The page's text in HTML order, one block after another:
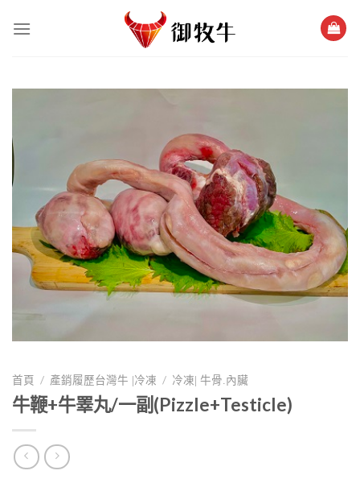
首頁 / 產銷履歷台灣牛 |冷凍 / 冷凍| 牛骨.內臟
牛鞭+牛睪丸/一副(Pizzle+Testicle)